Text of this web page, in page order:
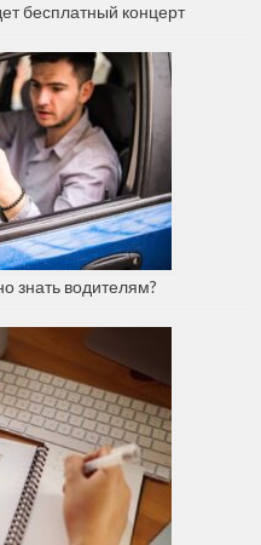
бесплатный концерт
знать водителям?